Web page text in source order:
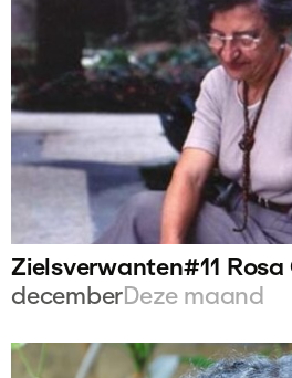
Zielsverwanten#11 Rosa
decemberDeze maand